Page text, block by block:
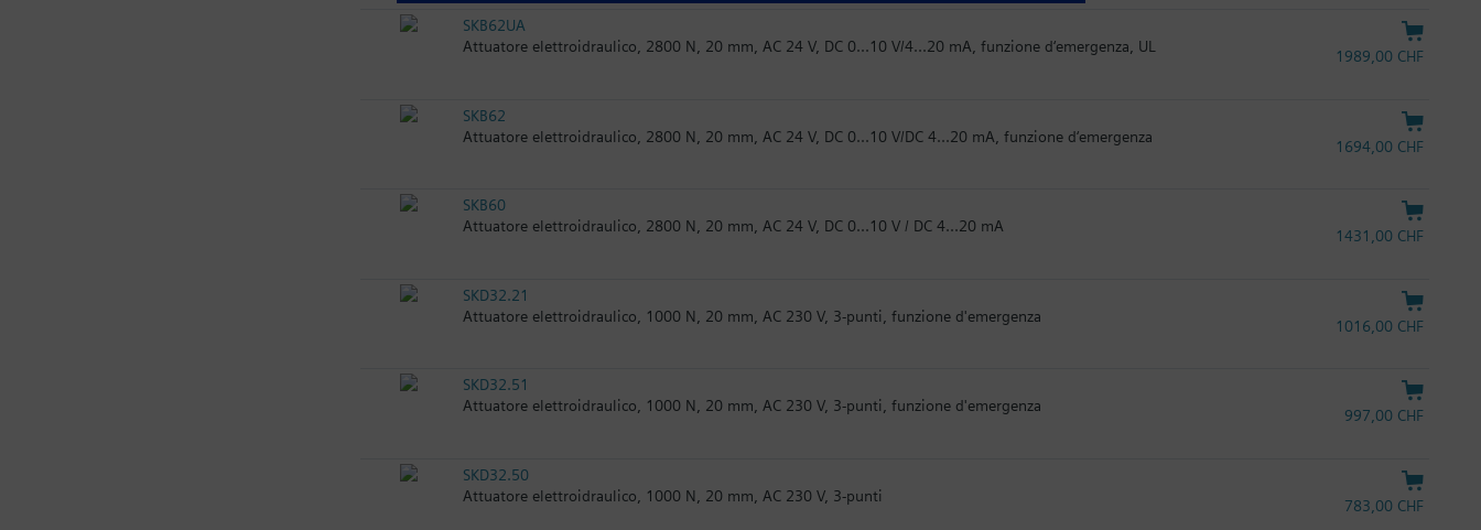
SKB62UA
Attuatore elettroidraulico, 2800 N, 20 mm, AC 24 V, DC 0...10 V/4...20 mA, funzione d‘emergenza, UL
1989,00 CHF
SKB62
Attuatore elettroidraulico, 2800 N, 20 mm, AC 24 V, DC 0...10 V/DC 4...20 mA, funzione d‘emergenza
1694,00 CHF
SKB60
Attuatore elettroidraulico, 2800 N, 20 mm, AC 24 V, DC 0...10 V / DC 4...20 mA
1431,00 CHF
SKD32.21
Attuatore elettroidraulico, 1000 N, 20 mm, AC 230 V, 3-punti, funzione d'emergenza
1016,00 CHF
SKD32.51
Attuatore elettroidraulico, 1000 N, 20 mm, AC 230 V, 3-punti, funzione d'emergenza
997,00 CHF
SKD32.50
Attuatore elettroidraulico, 1000 N, 20 mm, AC 230 V, 3-punti
783,00 CHF